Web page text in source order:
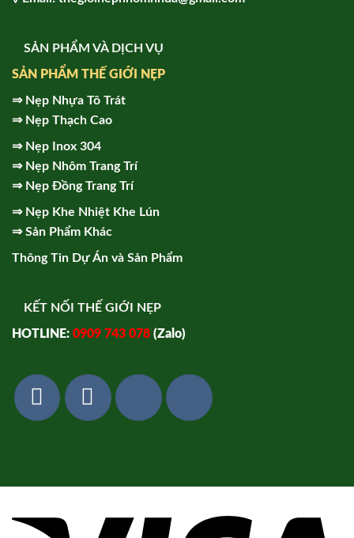
SẢN PHẨM VÀ DỊCH VỤ
SẢN PHẨM THẾ GIỚI NẸP
⇒ Nẹp Nhựa Tô Trát
⇒ Nẹp Thạch Cao
⇒ Nẹp Inox 304
⇒ Nẹp Nhôm Trang Trí
⇒ Nẹp Đồng Trang Trí
⇒ Nẹp Khe Nhiệt Khe Lún
⇒Sản Phẩm Khác
Thông Tin Dự Án và Sản Phẩm
KẾT NỐI THẾ GIỚI NẸP
HOTLINE: 0909 743 078 (Zalo)